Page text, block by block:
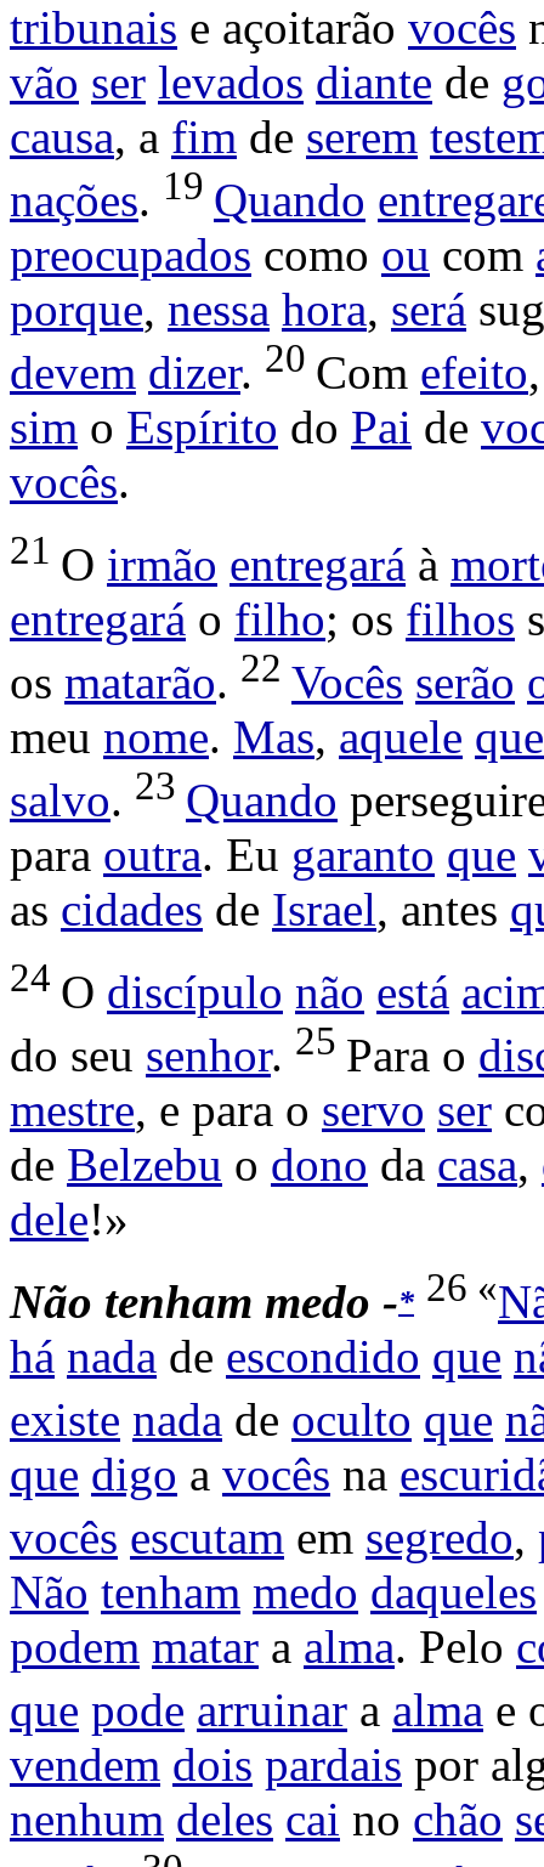
tribunais e açoitarão vocês
vão ser levados diante de
causa, a fim de serem
nações. 19 Quando
preocupados como ou com
porque, nessa hora, será
devem dizer. 20 Com efeito
sim o Espírito do Pai de
vocês.
21 O irmão entregará à
entregará o filho; os filhos
os matarão. 22 Vocês serão
meu nome. Mas, aquele que
salvo. 23 Quando
para outra. Eu garanto que
as cidades de Israel, antes
24 O discípulo não está
do seu senhor. 25 Para o
mestre, e para o servo ser
de Belzebu o dono da casa,
dele!»
Não tenham medo -* 26 «
há nada de escondido que
existe nada de oculto que
que digo a vocês na
vocês escutam em segredo,
Não tenham medo daqueles
podem matar a alma. Pelo
que pode arruinar a alma e
vendem dois pardais por
nenhum deles cai no chão